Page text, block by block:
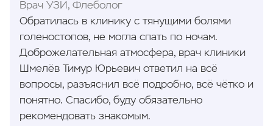
Врач УЗИ, Флеболог
Обратилась в клинику с тянущими болями
голеностопов, не могла спать по ночам.
Доброжелательная атмосфера, врач клиники
Шмелёв Тимур Юрьевич ответил на всё
вопросы, разъяснил всё подробно, всё чётко и
понятно. Спасибо, буду обязательно
рекомендовать знакомым.